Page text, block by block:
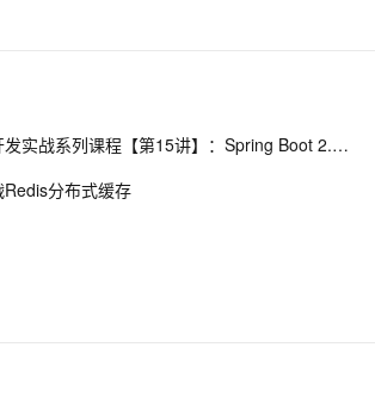
】分析双闭包问题
：2025年推荐的API协作工具
方法加载onnx模型报错：Fetch API
参数绑定)
Java Spring Boot开发实战系列课程【第15讲】：Spring Boot 2.0 API与Spring REST Docs实战
分布式缓存